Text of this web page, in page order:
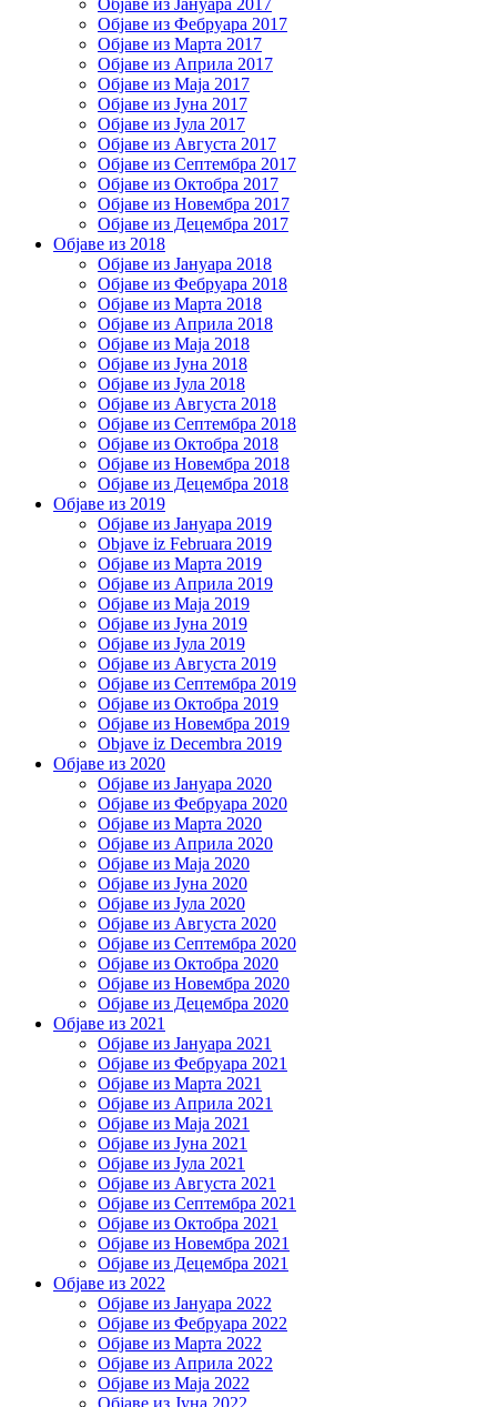
Објаве из Јануара 2017
Објаве из Фебруара 2017
Објаве из Марта 2017
Објаве из Априла 2017
Објаве из Маја 2017
Објаве из Јуна 2017
Објаве из Јула 2017
Објаве из Августа 2017
Објаве из Септембра 2017
Објаве из Октобра 2017
Објаве из Новембра 2017
Објаве из Децембра 2017
Објаве из 2018
Објаве из Јануара 2018
Објаве из Фебруара 2018
Објаве из Марта 2018
Објаве из Априла 2018
Објаве из Маја 2018
Објаве из Јуна 2018
Објаве из Јула 2018
Објаве из Августа 2018
Објаве из Септембра 2018
Објаве из Октобра 2018
Објаве из Новембра 2018
Објаве из Децембра 2018
Објаве из 2019
Објаве из Јануара 2019
Objave iz Februara 2019
Објаве из Марта 2019
Објаве из Априла 2019
Објаве из Маја 2019
Објаве из Јуна 2019
Објаве из Јула 2019
Објаве из Августа 2019
Објаве из Септембра 2019
Објаве из Октобра 2019
Објаве из Новембра 2019
Objave iz Decembra 2019
Објаве из 2020
Објаве из Јануара 2020
Објаве из Фебруара 2020
Објаве из Марта 2020
Објаве из Априла 2020
Објаве из Маја 2020
Објаве из Јуна 2020
Објаве из Јула 2020
Објаве из Августа 2020
Објаве из Септембра 2020
Објаве из Октобра 2020
Објаве из Новембра 2020
Објаве из Децембра 2020
Објаве из 2021
Објаве из Јануара 2021
Објаве из Фебруара 2021
Објаве из Марта 2021
Објаве из Априла 2021
Објаве из Маја 2021
Објаве из Јуна 2021
Објаве из Јула 2021
Објаве из Августа 2021
Објаве из Септембра 2021
Објаве из Октобра 2021
Објаве из Новембра 2021
Објаве из Децембра 2021
Објаве из 2022
Објаве из Јануара 2022
Објаве из Фебруара 2022
Објаве из Марта 2022
Објаве из Априла 2022
Објаве из Маја 2022